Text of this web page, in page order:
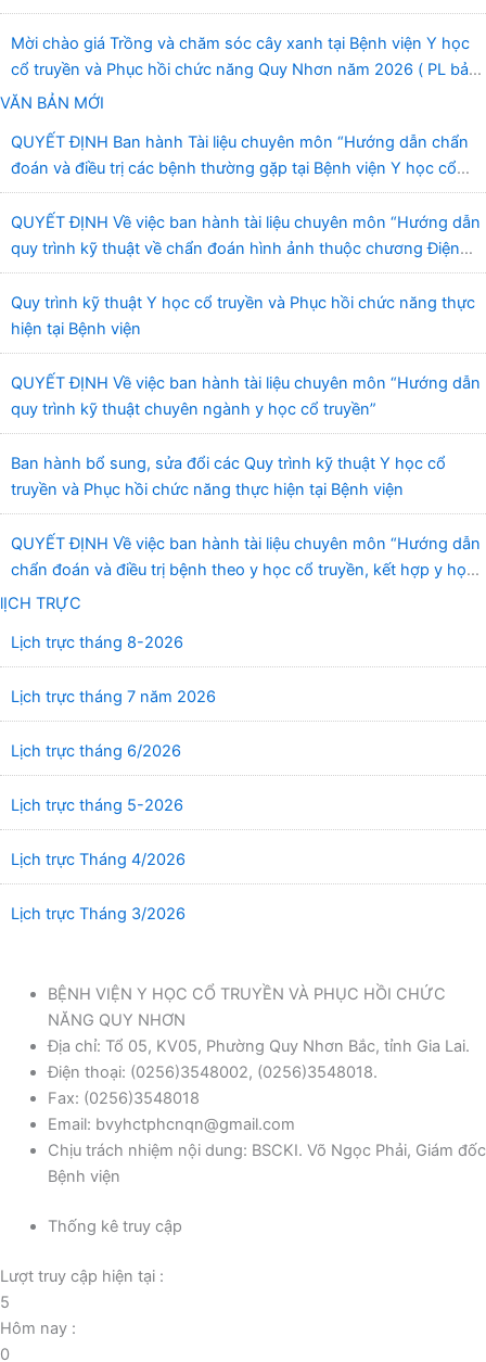
Mời chào giá Trồng và chăm sóc cây xanh tại Bệnh viện Y học
cổ truyền và Phục hồi chức năng Quy Nhơn năm 2026 ( PL bản
Danh mục hàng hóa, mẫu báo giá kèm theo)
VĂN BẢN MỚI
QUYẾT ĐỊNH Ban hành Tài liệu chuyên môn “Hướng dẫn chẩn
đoán và điều trị các bệnh thường gặp tại Bệnh viện Y học cổ
truyền và Phục hồi chức năng Quy Nhơn”
QUYẾT ĐỊNH Về việc ban hành tài liệu chuyên môn “Hướng dẫn
quy trình kỹ thuật về chẩn đoán hình ảnh thuộc chương Điện
quang”
Quy trình kỹ thuật Y học cổ truyền và Phục hồi chức năng thực
hiện tại Bệnh viện
QUYẾT ĐỊNH Về việc ban hành tài liệu chuyên môn “Hướng dẫn
quy trình kỹ thuật chuyên ngành y học cổ truyền”
Ban hành bổ sung, sửa đổi các Quy trình kỹ thuật Y học cổ
truyền và Phục hồi chức năng thực hiện tại Bệnh viện
QUYẾT ĐỊNH Về việc ban hành tài liệu chuyên môn “Hướng dẫn
chẩn đoán và điều trị bệnh theo y học cổ truyền, kết hợp y học
cổ truyền với y học hiện đại”
lỊCH TRỰC
Lịch trực tháng 8-2026
Lịch trực tháng 7 năm 2026
Lịch trực tháng 6/2026
Lịch trực tháng 5-2026
Lịch trực Tháng 4/2026
Lịch trực Tháng 3/2026
BỆNH VIỆN Y HỌC CỔ TRUYỀN VÀ PHỤC HỒI CHỨC
NĂNG QUY NHƠN
Địa chỉ: Tổ 05, KV05, Phường Quy Nhơn Bắc, tỉnh Gia Lai.
Điện thoại: (0256)3548002, (0256)3548018.
Fax: (0256)3548018
Email: bvyhctphcnqn@gmail.com
Chịu trách nhiệm nội dung: BSCKI. Võ Ngọc Phải, Giám đốc
Bệnh viện
Thống kê truy cập
Lượt truy cập hiện tại :
5
Hôm nay :
0